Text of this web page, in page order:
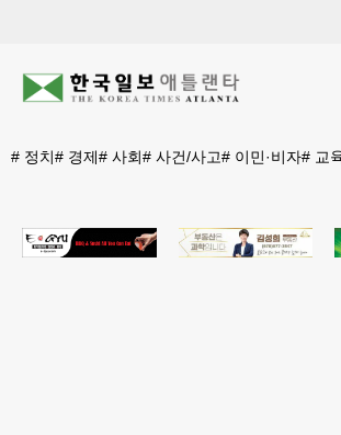
# 정치# 경제# 사회# 사건/사고# 이민·비자# 교